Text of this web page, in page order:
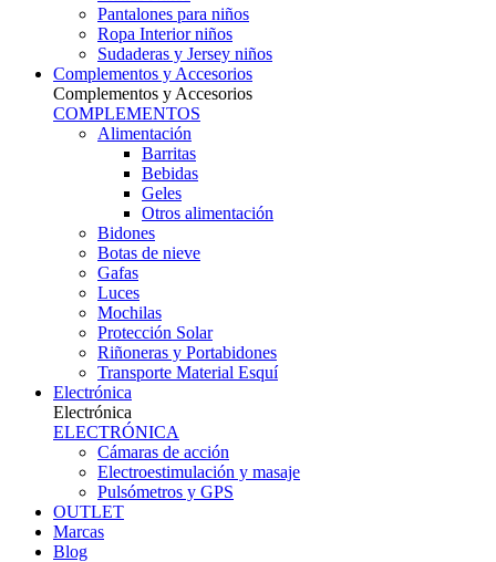
Pantalones para niños
Ropa Interior niños
Sudaderas y Jersey niños
Complementos y Accesorios
Complementos y Accesorios
COMPLEMENTOS
Alimentación
Barritas
Bebidas
Geles
Otros alimentación
Bidones
Botas de nieve
Gafas
Luces
Mochilas
Protección Solar
Riñoneras y Portabidones
Transporte Material Esquí
Electrónica
Electrónica
ELECTRÓNICA
Cámaras de acción
Electroestimulación y masaje
Pulsómetros y GPS
OUTLET
Marcas
Blog